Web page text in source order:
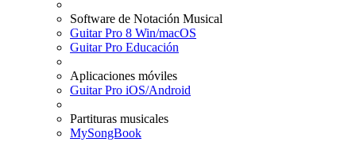
Software de Notación Musical
Guitar Pro 8 Win/macOS
Guitar Pro Educación
Aplicaciones móviles
Guitar Pro iOS/Android
Partituras musicales
MySongBook